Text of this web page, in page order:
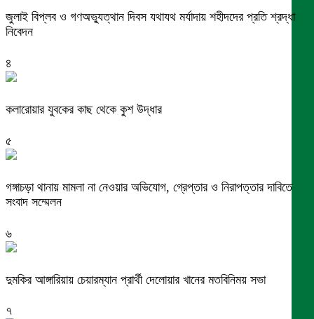
জুলাই বিপ্লব ও গণঅভ্যুত্থান দিবস যথাযথ মর্যাদায় শহীদদের প্রতি শ্রদ্ধা
নিবেদন
৪
কলারোয়ার যুবকের কাছ থেকে কুশ উদ্ধার
৫
গঙ্গাচড়া থানায় মামলা না নেওয়ার অভিযোগ, গ্রেপ্তার ও নিরাপত্তার দাবিতে
সংবাদ সম্মেলন
৬
দুমকির আঙ্গারিয়ায় চেয়ারম্যান প্রার্থী দেলোয়ার খানের মতবিনিময় সভা
৭